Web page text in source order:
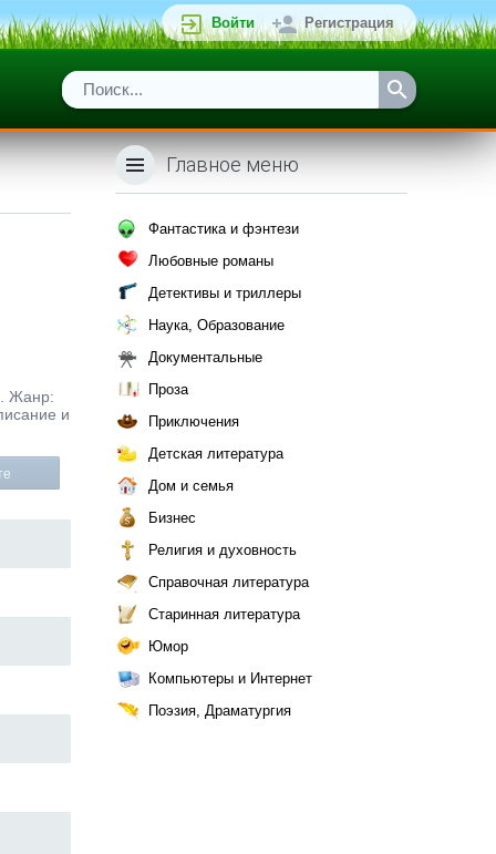
Войти Регистрация
Жанр:
и
Главное меню
Фантастика и фэнтези
Любовные романы
Детективы и триллеры
Наука, Образование
Документальные
Проза
Приключения
Детская литература
Дом и семья
Бизнес
Религия и духовность
Справочная литература
Старинная литература
Юмор
Компьютеры и Интернет
Поэзия, Драматургия